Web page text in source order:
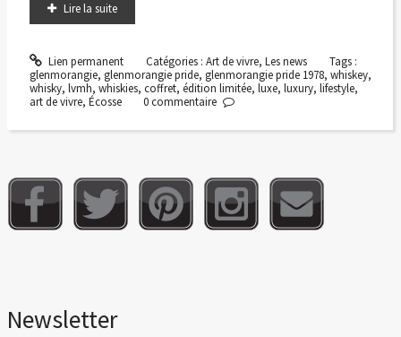
Lire la suite
Lien permanent Catégories : Art de vivre, Les news
Tags :
glenmorangie, glenmorangie pride, glenmorangie pride 1978, whiskey,
whisky, lvmh, whiskies, coffret, édition limitée, luxe, luxury, lifestyle,
art de vivre, Écosse 0commentaire
Newsletter